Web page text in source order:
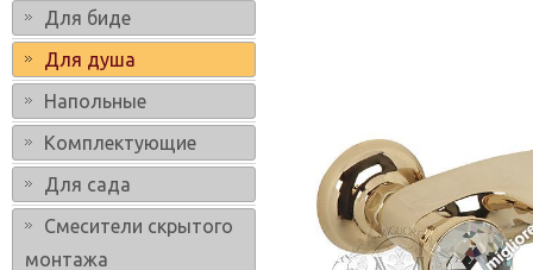
Для биде
Для душа
Напольные
Комплектующие
Для сада
Смесители скрытого
монтажа